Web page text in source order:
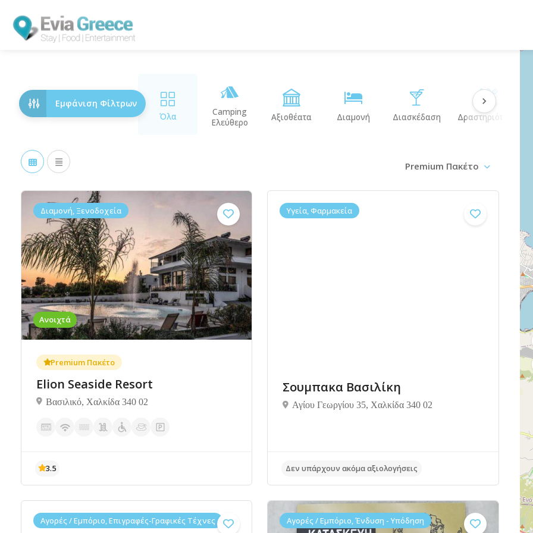
Εμφάνιση Φίλτρων
Όλα
Camping
Ελεύθερο
Αξιοθέατα Διαμονή Διασκέδαση Δραστηριότητες
Premium Πακέτο
Ανοιχτά
Διαμονή, Ξενοδοχεία
Premium Πακέτο
Elion Seaside Resort
Βασιλικό, Χαλκίδα 340 02
3.5
Υγεία, Φαρμακεία
Σουμπακα Βασιλίκη
Αγίου Γεωργίου 35, Χαλκίδα 340 02
Δεν υπάρχουν ακόμα αξιολογήσεις
Αγορές / Εμπόριο, Επιγραφές-Γραφικές Τέχνες Αγορές / Εμπόριο, Ένδυση - Υπόδηση